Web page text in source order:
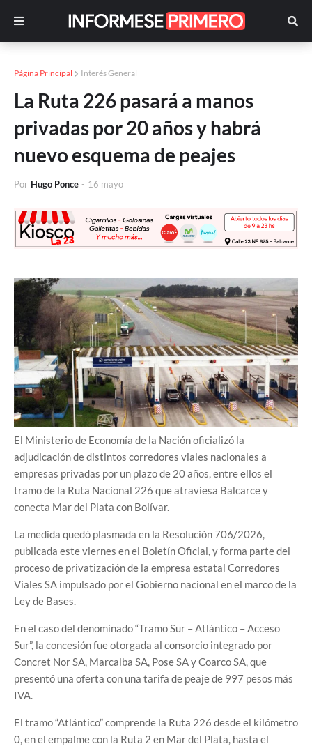
Página Principal Interés General
La Ruta 226 pasará a manos
privadas por 20 años y habrá
nuevo esquema de peajes
Por Hugo Ponce - 16 mayo
El Ministerio de Economía de la Nación oficializó la
adjudicación de distintos corredores viales nacionales a
empresas privadas por un plazo de 20 años, entre ellos el
tramo de la Ruta Nacional 226 que atraviesa Balcarce y
conecta Mar del Plata con Bolívar.
La medida quedó plasmada en la Resolución 706/2026,
publicada este viernes en el Boletín Oficial, y forma parte del
proceso de privatización de la empresa estatal Corredores
Viales SA impulsado por el Gobierno nacional en el marco de la
Ley de Bases.
En el caso del denominado “Tramo Sur – Atlántico – Acceso
Sur”, la concesión fue otorgada al consorcio integrado por
Concret Nor SA, Marcalba SA, Pose SA y Coarco SA, que
presentó una oferta con una tarifa de peaje de 997 pesos más
IVA.
El tramo “Atlántico” comprende la Ruta 226 desde el kilómetro
0, en el empalme con la Ruta 2 en Mar del Plata, hasta el